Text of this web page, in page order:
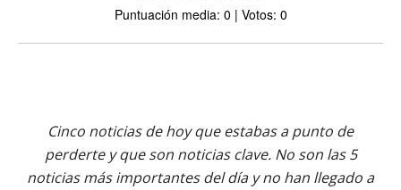
Puntuación media: 0 | Votos: 0
Cinco noticias de hoy que estabas a punto de
perderte y que son noticias clave. No son las 5
noticias más importantes del día y no han llegado a